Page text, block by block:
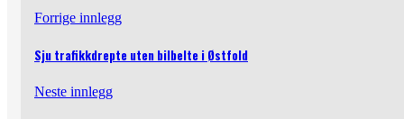
Forrige innlegg
Sju trafikkdrepte uten bilbelte i Østfold
Neste innlegg